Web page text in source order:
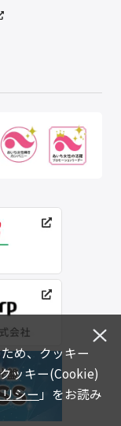
め、クッキー
ッキー(Cookie)
シー 」をお読み